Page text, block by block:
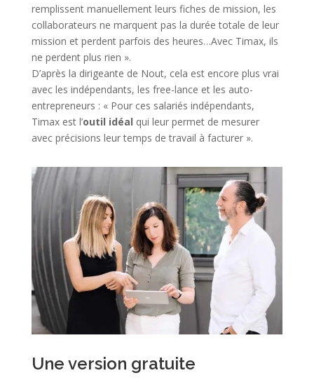
remplissent manuellement leurs fiches de mission, les
collaborateurs ne marquent pas la durée totale de leur
mission et perdent parfois des heures…Avec Timax, ils
ne perdent plus rien ».
D’après la dirigeante de Nout, cela est encore plus vrai
avec les indépendants, les free-lance et les auto-
entrepreneurs : « Pour ces salariés indépendants,
Timax est l’outil idéal qui leur permet de mesurer
avec précisions leur temps de travail à facturer ».
Une version gratuite